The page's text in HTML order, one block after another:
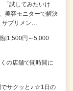
「試してみたいけ
美容モニターで解決
プリメン…
1,500円～5,000
の店舗で間時間に
でサクッと♪ ☆1日の